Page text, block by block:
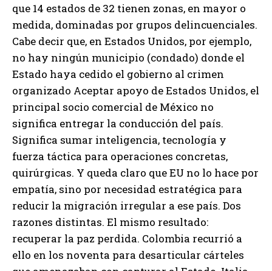
que 14 estados de 32 tienen zonas, en mayor o
medida, dominadas por grupos delincuenciales.
Cabe decir que, en Estados Unidos, por ejemplo,
no hay ningún municipio (condado) donde el
Estado haya cedido el gobierno al crimen
organizado Aceptar apoyo de Estados Unidos, el
principal socio comercial de México no
significa entregar la conducción del país.
Significa sumar inteligencia, tecnología y
fuerza táctica para operaciones concretas,
quirúrgicas. Y queda claro que EU no lo hace por
empatía, sino por necesidad estratégica para
reducir la migración irregular a ese país. Dos
razones distintas. El mismo resultado:
recuperar la paz perdida. Colombia recurrió a
ello en los noventa para desarticular cárteles